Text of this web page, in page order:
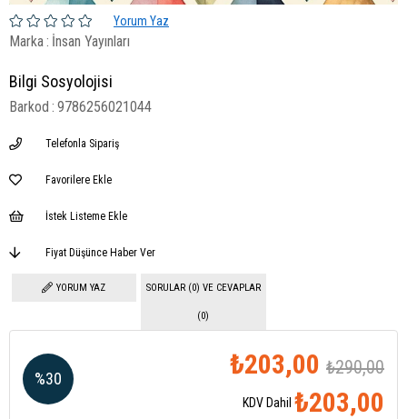
Yorum Yaz
Marka: İnsan Yayınları
Bilgi Sosyolojisi
Barkod : 9786256021044
Telefonla Sipariş
Favorilere Ekle
İstek Listeme Ekle
Fiyat Düşünce Haber Ver
YORUM YAZ SORULAR (0) VE CEVAPLAR
(0)
%30
₺290,00
₺203,00
KDV Dahil ₺203,00